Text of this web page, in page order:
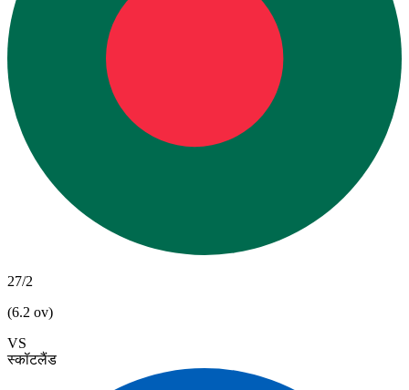
27/2
(6.2 ov)
VS
स्कॉटलैंड